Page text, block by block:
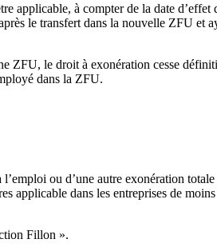
applicable, à compter de la date
le transfert dans la nouvelle ZFU et
ZFU, le droit à exonération cesse
dans la ZFU.
ou d’une autre exonération
applicable dans les entreprises de
Fillon ».